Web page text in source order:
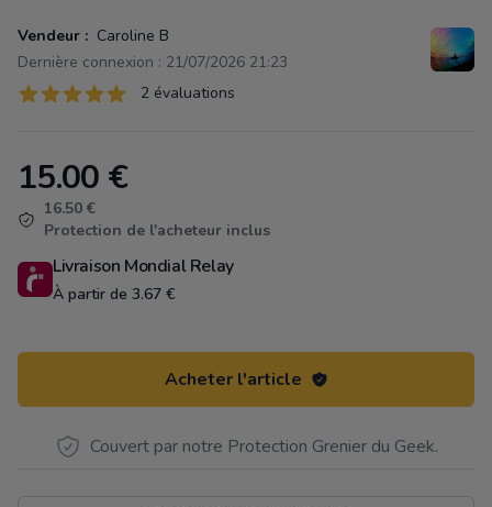
Vendeur : Caroline B
Dernière connexion : 21/07/2026 21:23
Évaluations
2 sur 5 étoiles 2 évaluations
Product information
15.00 €
16.50 €
Protection de l'acheteur inclus
Livraison Mondial Relay
À partir de 3.67 €
Acheter l'article
Couvert par notre Protection Grenier du Geek.